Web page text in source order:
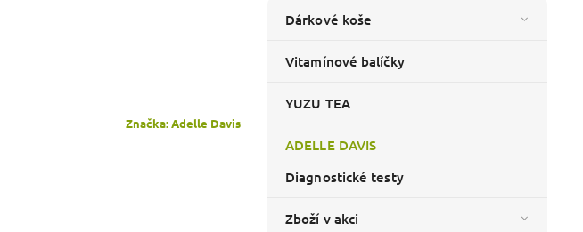
Dárkové koše
Vitamínové balíčky
YUZU TEA
ADELLE DAVIS
Diagnostické testy
Zboží v akci
Značka:Adelle Davis